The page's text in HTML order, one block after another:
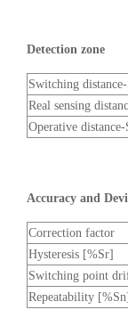
Detection zone
Switching
Real sensing
Operative
Accuracy and
Correction factor
Hysteresis [%Sr]
Switching point
Repeatability